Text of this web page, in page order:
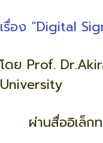
เรื่อง “Digital
โดย Prof.
University
ผ่านสื่ออิเล็กท